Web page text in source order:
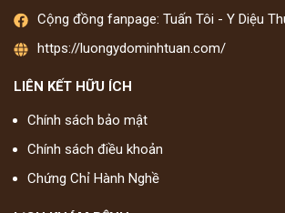
Cộng đồng fanpage: Tuấn Tôi - Y Diệu
https://luongydominhtuan.com/
LIÊN KẾT HỮU ÍCH
Chính sách bảo mật
Chính sách điều khoản
Chứng Chỉ Hành Nghề